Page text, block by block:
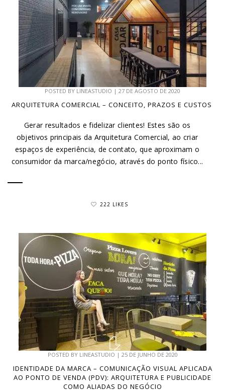
POSTED BY LINEASTUDIO | 27 DE AGOSTO DE 2020
ARQUITETURA COMERCIAL – CONCEITO, PRAZOS E CUSTOS
Gerar resultados e fidelizar clientes! Estes são os
objetivos principais da Arquitetura Comercial, ao criar
espaços de experiência, de contato, que aproximam o
consumidor da marca/negócio, através do ponto físico...
222 LIKES
POSTED BY LINEASTUDIO | 25 DE JUNHO DE 2020
IDENTIDADE DA MARCA – COMUNICAÇÃO VISUAL APLICADA
AO PONTO DE VENDA (PDV): ARQUITETURA E PUBLICIDADE
COMO ALIADAS DO NEGÓCIO